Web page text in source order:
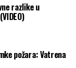
razlike u
požara: Vatrena